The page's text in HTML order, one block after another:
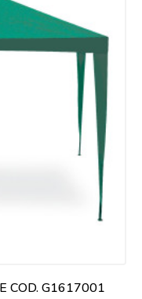
COD. G1617001